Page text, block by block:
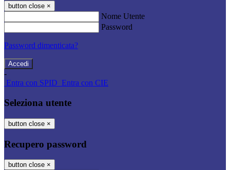
button close ×
Nome Utente
Password
Password dimenticata?
-
Entra con SPID Entra con CIE
Seleziona utente
button close ×
Recupero password
button close ×